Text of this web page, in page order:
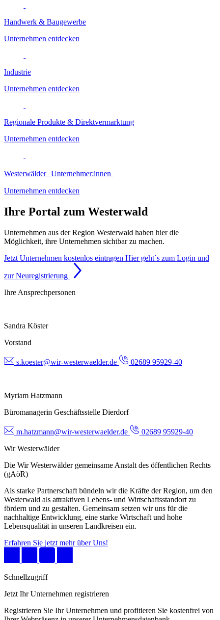
Handwerk & Baugewerbe
Unternehmen entdecken
Industrie
Unternehmen entdecken
Regionale Produkte & Direktvermarktung
Unternehmen entdecken
Westerwälder Unternehmer:innen
Unternehmen entdecken
Ihre Portal zum Westerwald
Unternehmen aus der Region Westerwald haben hier die
Möglichkeit, ihre Unternehmen sichtbar zu machen.
Jetzt Unternehmen kostenlos eintragen Hier geht´s zum Login und
zur Neuregistrierung
Ihre Ansprechpersonen
Sandra Köster
Vorstand
s.koester@wir-westerwaelder.de 02689 95929-40
Myriam Hatzmann
Büromanagerin Geschäftsstelle Dierdorf
m.hatzmann@wir-westerwaelder.de
02689 95929-40
Wir Westerwälder
Die Wir Westerwälder gemeinsame Anstalt des öffentlichen Rechts
(gAöR)
Als starke Partnerschaft bündeln wir die Kräfte der Region, um den
Westerwald als attraktiven Lebens- und Wirtschaftsstandort zu
fördern und zu gestalten. Gemeinsam setzen wir uns für die
nachhaltige Entwicklung, eine starke Wirtschaft und hohe
Lebensqualität in unseren Landkreisen ein.
Erfahren Sie jetzt mehr über Uns!
Schnellzugriff
Jetzt Ihr Unternehmen registrieren
Registrieren Sie Ihr Unternehmen und profitieren Sie kostenfrei von